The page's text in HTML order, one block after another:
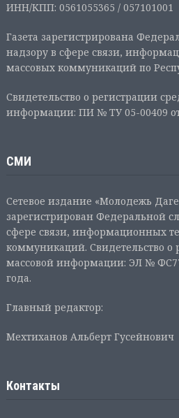
ИНН/КПП: 0561055365 / 057101001
Газета зарегистрирована
надзору в сфере связи,
массовых коммуникаций по
Свидетельство о регистрации
информации: ПИ № ТУ 05-00409 от
СМИ
Сетевое издание «Молодежь
зарегистрирован Федеральной
сфере связи, информационных
коммуникаций. Свидетельство о
массовой информации: ЭЛ №
года.
Главный редактор:
Мехтиханов Альберт Гусейнович
Контакты